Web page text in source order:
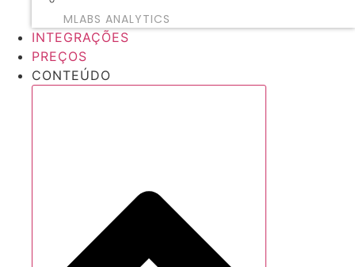
MLABS ANALYTICS
INTEGRAÇÕES
PREÇOS
CONTEÚDO